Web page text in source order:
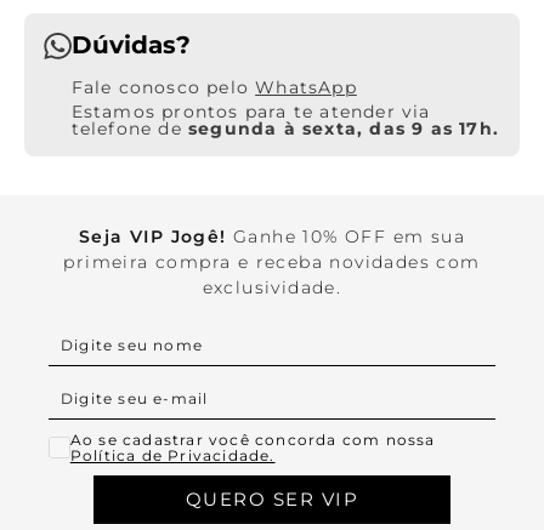
Dúvidas?
WhatsApp
Estamos prontos para te atender via
telefone de segunda à sexta, das 9 as 17h.
Seja VIP Jogê! Ganhe 10% OFF em sua
primeira compra e receba novidades com
exclusividade.
Ao se cadastrar você concorda com nossa
Política de Privacidade.
QUERO SER VIP